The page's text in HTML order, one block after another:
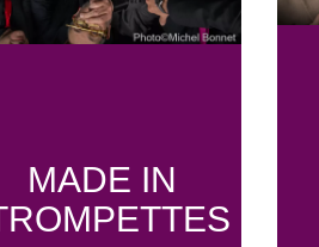
MADE IN